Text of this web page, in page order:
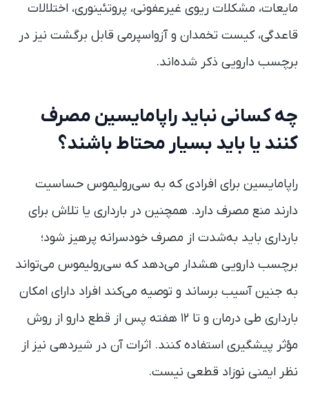
مایعات، مشکلات ریوی غیرعفونی، پروتئینوری، اختلالات
قاعدگی، کیست تخمدان و آزواسپرمی قابل برگشت نیز در
برچسب دارویی ذکر شده‌اند.
چه کسانی نباید راپامایسین مصرف
کنند یا باید بسیار محتاط باشند؟
راپامایسین برای افرادی که به سی‌رولیموس حساسیت
دارند منع مصرف دارد. همچنین در بارداری یا تلاش برای
بارداری باید به‌شدت از مصرف خودسرانه پرهیز شود؛
برچسب دارویی هشدار می‌دهد که سی‌رولیموس می‌تواند
به جنین آسیب برساند و توصیه می‌کند افراد دارای امکان
بارداری طی درمان و تا ۱۲ هفته پس از قطع دارو از روش
مؤثر پیشگیری استفاده کنند. اثرات آن در شیردهی نیز از
نظر ایمنی نوزاد قطعی نیست.